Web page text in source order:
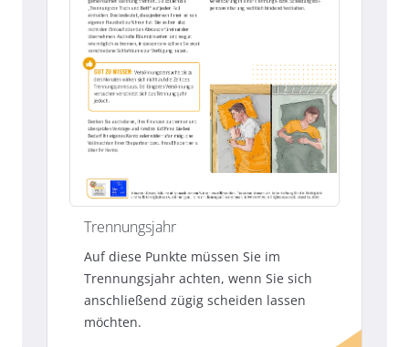
Trennungsjahr
Auf diese Punkte müssen Sie im
Trennungsjahr achten, wenn Sie sich
anschließend zügig scheiden lassen
möchten.